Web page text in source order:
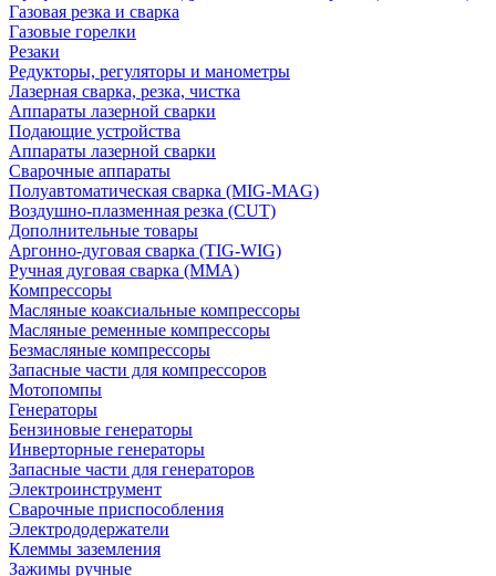
Газовая резка и сварка
Газовые горелки
Резаки
Редукторы, регуляторы и манометры
Лазерная сварка, резка, чистка
Аппараты лазерной сварки
Подающие устройства
Аппараты лазерной сварки
Сварочные аппараты
Полуавтоматическая сварка (MIG-MAG)
Воздушно-плазменная резка (CUT)
Дополнительные товары
Аргонно-дуговая сварка (TIG-WIG)
Ручная дуговая сварка (MMA)
Компрессоры
Масляные коаксиальные компрессоры
Масляные ременные компрессоры
Безмасляные компрессоры
Запасные части для компрессоров
Мотопомпы
Генераторы
Бензиновые генераторы
Инверторные генераторы
Запасные части для генераторов
Электроинструмент
Сварочные приспособления
Электрододержатели
Клеммы заземления
Зажимы ручные